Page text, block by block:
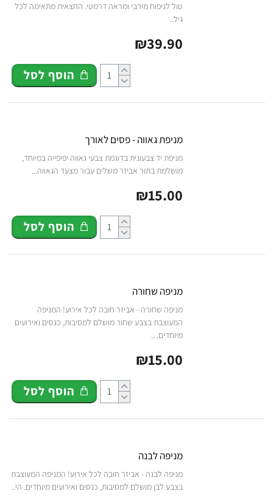
טול לניפוח מירבי ומראה דרמטי. החצאית מתאימה לכל
גיל..
₪39.90
הוסף לסל
מניפת גאווה - פסים לאורך
מניפת יד צבעונית בדוגמת צבעי גאווה יפיפייה במיוחד,
מושלמת בתור אביזר משלים עבור מצעד הגאווה...
₪15.00
הוסף לסל
מניפה שחורה
מניפה שחורה - אביזר חובה לכל אירוע! המניפה
המעוצבת בצבע שחור מושלם למסיבות, כנסים ואירועים
מיוחדים. ..
₪15.00
הוסף לסל
מניפה לבנה
מניפה לבנה - אביזר חובה לכל אירוע! המניפה המעוצבת
בצבע לבן מושלם למסיבות, כנסים ואירועים מיוחדים. הי..